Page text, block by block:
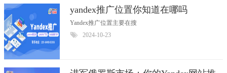
yandex推广位置你知道在哪吗
Yandex推广位置主要在搜
2024-10-23